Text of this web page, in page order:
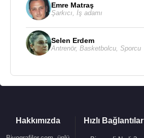
Emre Matraş
Şarkıcı İş adamı
Selen Erdem
Antrenör, Basketbolcu Sporcu
Hakkımızda Hızlı Bağlantılar